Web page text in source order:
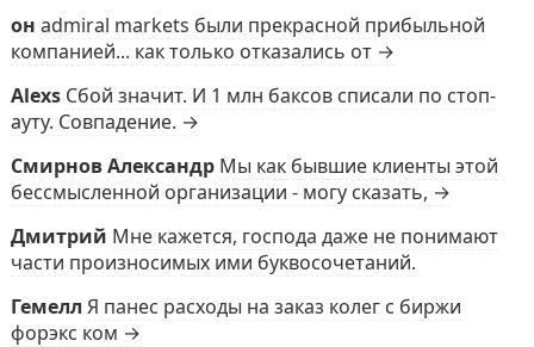
он admiral markets были прекрасной прибыльной
компанией... как только отказались от →
Alexs Сбой значит. И 1 млн баксов списали по стоп-
ауту. Совпадение. →
Смирнов Александр Мы как бывшие клиенты этой
бессмысленной организации - могу сказать, →
Дмитрий Мне кажется, господа даже не понимают
части произносимых ими буквосочетаний.
Гемелл Я панес расходы на заказ колег с биржи
форэкс ком →